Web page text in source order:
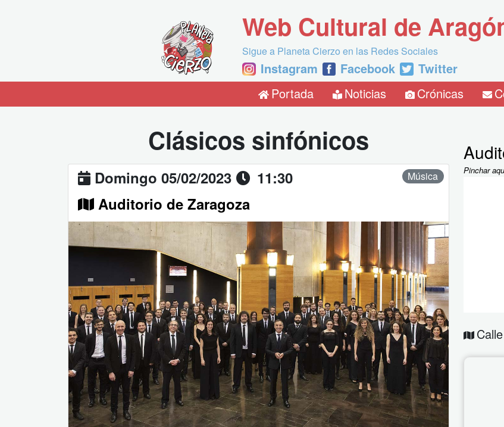
Web Cultural de
Sigue a Planeta Cierzo en las Redes Sociales
Instagram Facebook
Twitter
Portada
Noticias Crónicas
Clásicos sinfónicos
Domingo 05/02/2023
11:30
Auditorio de Zaragoza
Música Pinchar